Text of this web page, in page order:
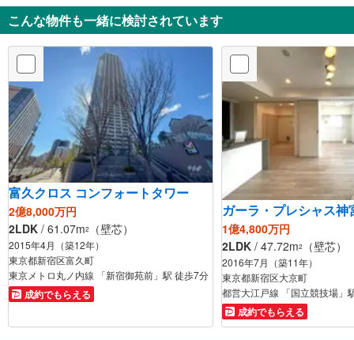
こんな物件も一緒に検討されています
富久クロス コンフォートタワー
2億8,000万円
2LDK / 61.07m2 （壁芯）
2015年4月（築12年）
東京都新宿区富久町
東京メトロ丸ノ内線 「新宿御苑前」駅 徒歩7分
成約でもらえる
ガーラ・プレシャス神
1億4,800万円
2LDK / 47.72m2 （壁芯）
2016年7月（築11年）
東京都新宿区大京町
都営大江戸線 「国立競技場」
成約でもらえる